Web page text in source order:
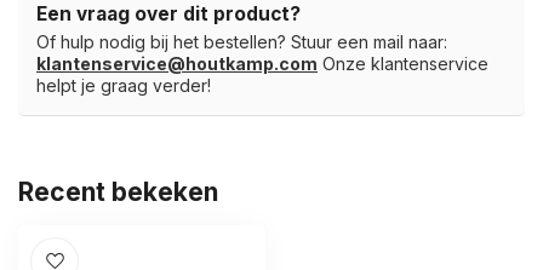
Een vraag over dit product?
Of hulp nodig bij het bestellen? Stuur een mail naar:
klantenservice@houtkamp.com Onze klantenservice
helpt je graag verder!
Recent bekeken